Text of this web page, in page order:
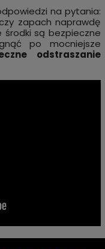
na pytania:
zapach naprawdę
środki są bezpieczne
po mocniejsze
odstraszanie